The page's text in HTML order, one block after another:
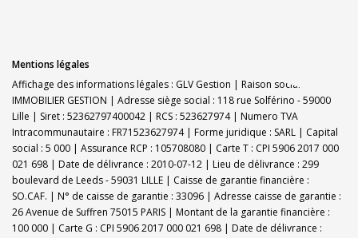
Mentions légales
Affichage des informations légales : GLV Gestion | Raison sociale : GLV
IMMOBILIER GESTION | Adresse siège social : 118 rue Solférino - 59000
Lille | Siret : 52362797400042 | RCS : 523627974 | Numero TVA
Intracommunautaire : FR71523627974 | Forme juridique : SARL | Capital
social : 5 000 | Assurance RCP : 105708080 | Carte T : CPI 5906 2017 000
021 698 | Date de délivrance : 2010-07-12 | Lieu de délivrance : 299
boulevard de Leeds - 59031 LILLE | Caisse de garantie financière :
SO.CAF. | N° de caisse de garantie : 33096 | Adresse caisse de garantie :
26 Avenue de Suffren 75015 PARIS | Montant de la garantie financière :
100 000 | Carte G : CPI 5906 2017 000 021 698 | Date de délivrance :